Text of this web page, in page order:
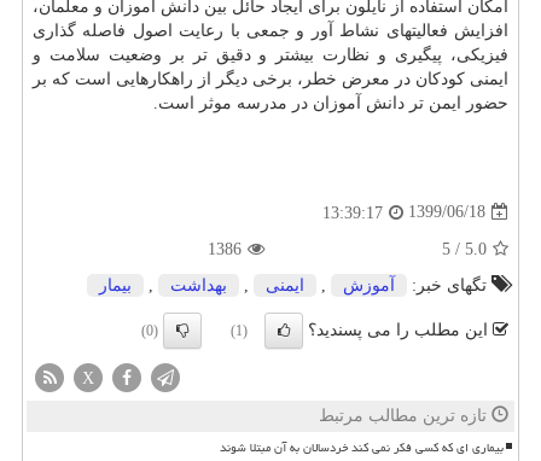
امکان استفاده از نایلون برای ایجاد حائل بین دانش آموزان و معلمان،
افزایش فعالیتهای نشاط آور و جمعی با رعایت اصول فاصله گذاری
فیزیکی، پیگیری و نظارت بیشتر و دقیق تر بر وضعیت سلامت و
ایمنی کودکان در معرض خطر، برخی دیگر از راهکارهایی است که بر
حضور ایمن تر دانش آموزان در مدرسه موثر است.
1399/06/18
13:39:17
5.0
/
5
1386
تگهای خبر:
آموزش ایمنی بهداشت بیمار
این مطلب را می پسندید؟ (1)
(0)
X
تازه ترین مطالب مرتبط
بیماری ای که کسی فکر نمی کند خردسالان به آن مبتلا شوند